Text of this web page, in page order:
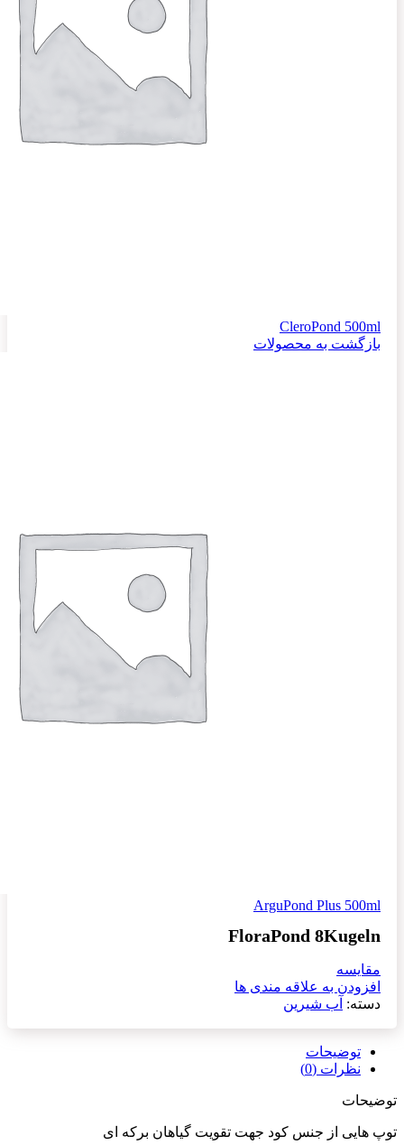
CleroPond 500ml
بازگشت به محصولات
ArguPond Plus 500ml
FloraPond 8Kugeln
مقایسه
افزودن به علاقه مندی ها
دسته: آب شیرین
توضیحات
نظرات (0)
توضیحات
توپ هایی از جنس کود جهت تقویت گیاهان برکه ای